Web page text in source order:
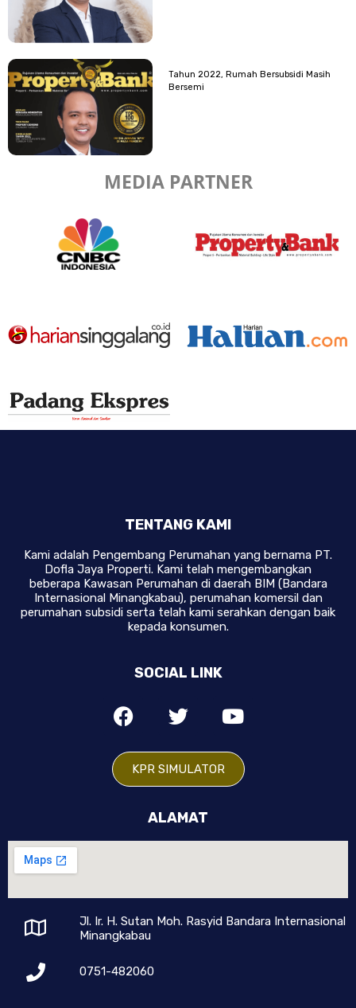
Tahun 2022, Rumah Bersubsidi Masih
Bersemi
MEDIA PARTNER
TENTANG KAMI
Kami adalah Pengembang Perumahan yang bernama PT.
Dofla Jaya Properti. Kami telah mengembangkan
beberapa Kawasan Perumahan di daerah BIM (Bandara
Internasional Minangkabau), perumahan komersil dan
perumahan subsidi serta telah kami serahkan dengan baik
kepada konsumen.
SOCIAL LINK
KPR SIMULATOR
ALAMAT
Jl. Ir. H. Sutan Moh. Rasyid Bandara Internasional
Minangkabau
0751-482060